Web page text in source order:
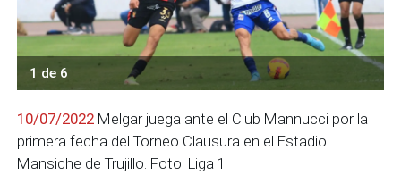
1 de 6
10/07/2022 Melgar juega ante el Club Mannucci por la
primera fecha del Torneo Clausura en el Estadio
Mansiche de Trujillo. Foto: Liga 1